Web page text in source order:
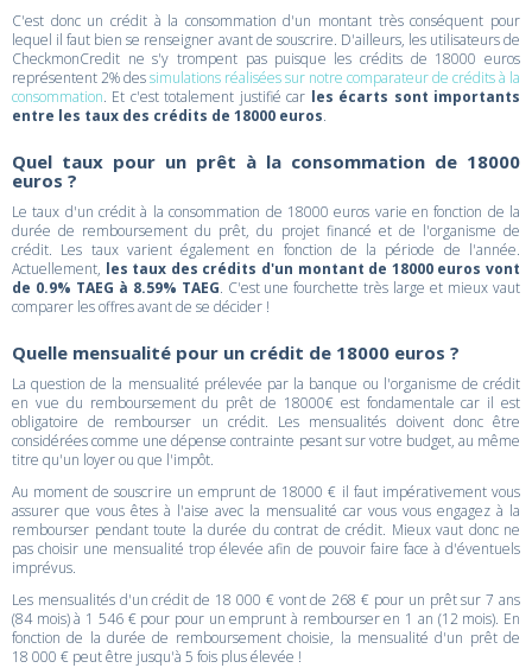
C'est donc un crédit à la consommation d'un montant très conséquent pour
lequel il faut bien se renseigner avant de souscrire. D'ailleurs, les utilisateurs de
CheckmonCredit ne s'y trompent pas puisque les crédits de 18000 euros
représentent 2% dessimulations réalisées sur notre comparateur de crédits à la
consommation. Et c'est totalement justifié car les écarts sont importants
entre les taux des crédits de 18000 euros.
Quel taux pour un prêt à la consommation de 18000
euros ?
Le taux d'un crédit à la consommation de 18000 euros varie en fonction de la
durée de remboursement du prêt, du projet financé et de l'organisme de
crédit. Les taux varient également en fonction de la période de l'année.
Actuellement, les taux des crédits d'un montant de 18000 euros vont
de 0.9% TAEG à 8.59% TAEG. C'est une fourchette très large et mieux vaut
comparer les offres avant de se décider !
Quelle mensualité pour un crédit de 18000 euros ?
La question de la mensualité prélevée par la banque ou l'organisme de crédit
en vue du remboursement du prêt de 18000€ est fondamentale car il est
obligatoire de rembourser un crédit. Les mensualités doivent donc être
considérées comme une dépense contrainte pesant sur votre budget, au même
titre qu'un loyer ou que l'impôt.
Au moment de souscrire un emprunt de 18000 € il faut impérativement vous
assurer que vous êtes à l'aise avec la mensualité car vous vous engagez à la
rembourser pendant toute la durée du contrat de crédit. Mieux vaut donc ne
pas choisir une mensualité trop élevée afin de pouvoir faire face à d'éventuels
imprévus.
Les mensualités d'un crédit de 18 000 € vont de 268 € pour un prêt sur 7 ans
(84 mois) à 1 546 € pour pour un emprunt à rembourser en 1 an (12 mois). En
fonction de la durée de remboursement choisie, la mensualité d'un prêt de
18 000 € peut être jusqu'à 5 fois plus élevée !